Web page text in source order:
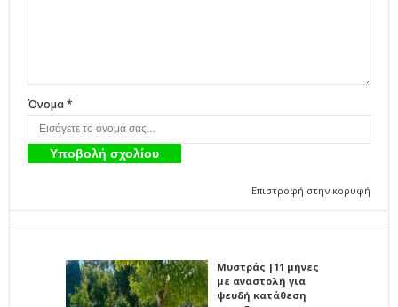
Όνομα *
Επιστροφή στην κορυφή
Μυστράς |11 μήνες
με αναστολή για
ψευδή κατάθεση